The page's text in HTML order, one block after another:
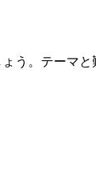
う。テーマ